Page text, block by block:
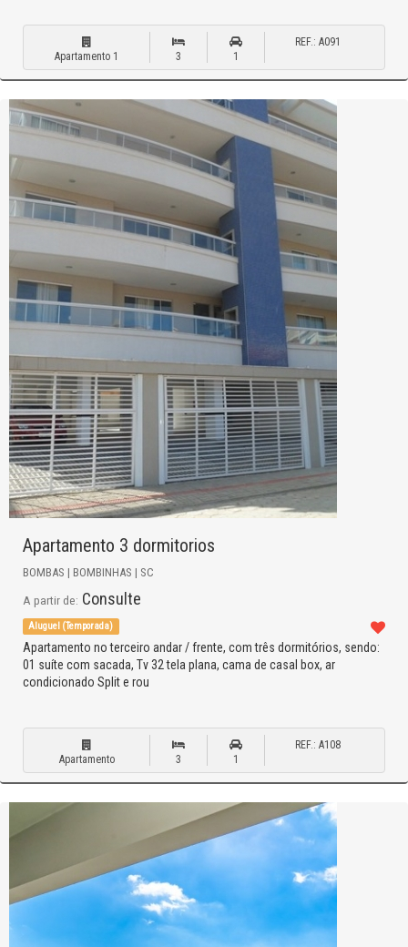
Apartamento 1 3 1
REF.: A091
Apartamento 3 dormitorios
BOMBAS | BOMBINHAS | SC
A partir de: Consulte
Aluguel (Temporada)
Apartamento no terceiro andar / frente, com três dormitórios, sendo:
01 suíte com sacada, Tv 32 tela plana, cama de casal box, ar
condicionado Split e rou
Apartamento 3 1
REF.: A108